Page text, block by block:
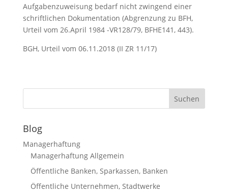
Aufgabenzuweisung bedarf nicht zwingend einer
schriftlichen Dokumentation (Abgrenzung zu BFH,
Urteil vom 26.April 1984 -VR128/79, BFHE141, 443).
BGH, Urteil vom 06.11.2018 (II ZR 11/17)
Blog
Managerhaftung
Managerhaftung Allgemein
Öffentliche Banken, Sparkassen, Banken
Öffentliche Unternehmen, Stadtwerke